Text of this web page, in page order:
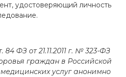
удостоверяющий личность
84 ФЗ от 21.11.2011 г. № 323-ФЗ
граждан в Российской
услуг анонимно